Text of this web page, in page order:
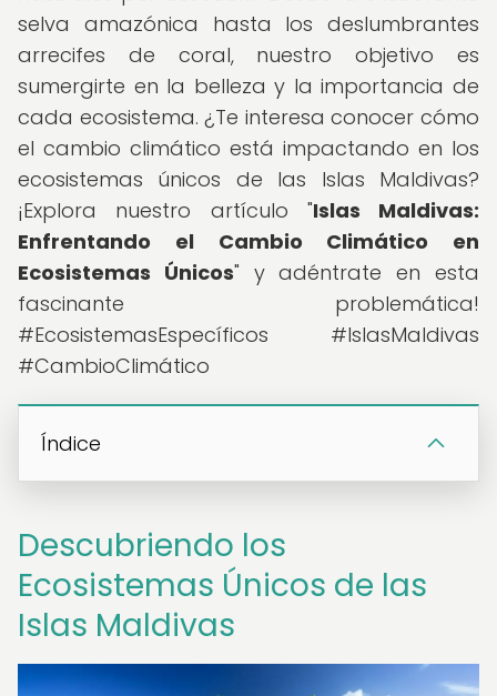
selva amazónica hasta los deslumbrantes
arrecifes de coral, nuestro objetivo es
sumergirte en la belleza y la importancia de
cada ecosistema. ¿Te interesa conocer cómo
el cambio climático está impactando en los
ecosistemas únicos de las Islas Maldivas?
¡Explora nuestro artículo "Islas Maldivas:
Enfrentando el Cambio Climático en
Ecosistemas Únicos" y adéntrate en esta
fascinante problemática!
#EcosistemasEspecíficos #IslasMaldivas
#CambioClimático
Índice
Descubriendo los
Ecosistemas Únicos de las
Islas Maldivas